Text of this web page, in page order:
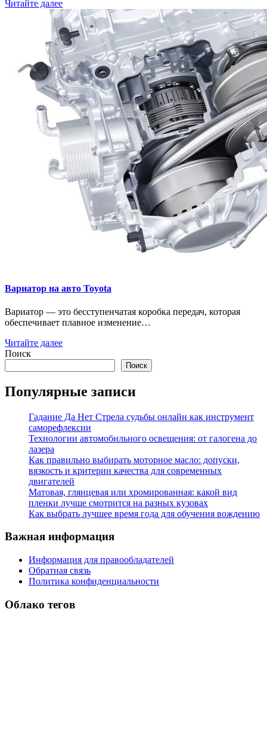
Читайте далее
Вариатор на авто Toyota
Вариатор — это бесступенчатая коробка передач, которая
обеспечивает плавное изменение…
Читайте далее
Поиск
Поиск
Популярные записи
Гадание Да Нет Стрела судьбы онлайн как инструмент
саморефлексии
Технологии автомобильного освещения: от галогена до
лазера
Как правильно выбирать моторное масло: допуски,
вязкость и критерии качества для современных
двигателей
Матовая, глянцевая или хромированная: какой вид
пленки лучше смотрится на разных кузовах
Как выбрать лучшее время года для обучения вождению
Важная информация
Информация для правообладателей
Обратная связь
Политика конфиденциальности
Облако тегов